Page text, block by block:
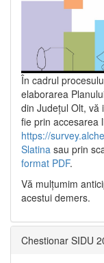
În cadrul
elaborarea
din Județul Olt, vă
fie prin accesarea
https://
Slatina sau prin
format PDF.
Vă mulţumim
acestui demers.
Chestionar SIDU